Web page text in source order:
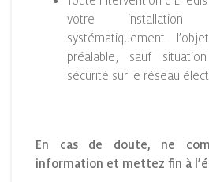
votre installation
systématiquement
préalable, sauf
sécurité sur le réseau
En cas de doute, ne
information et mettez fin à